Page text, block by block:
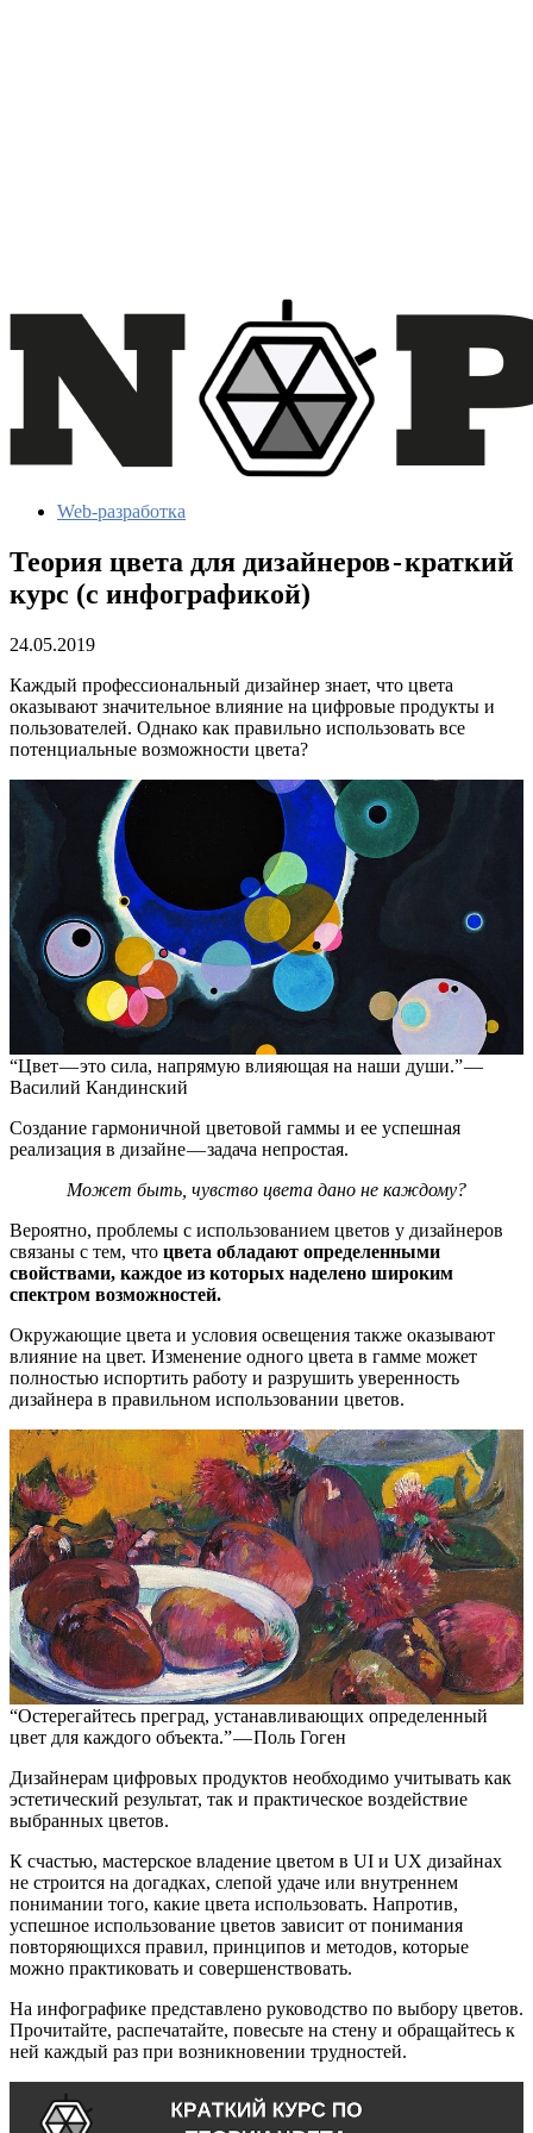
Web-разработка
Теория цвета для дизайнеров - краткий
курс (с инфографикой)
24.05.2019
Каждый профессиональный дизайнер знает, что цвета
оказывают значительное влияние на цифровые продукты и
пользователей. Однако как правильно использовать все
потенциальные возможности цвета?
“Цвет — это сила, напрямую влияющая на наши души.” —
Василий Кандинский
Создание гармоничной цветовой гаммы и ее успешная
реализация в дизайне — задача непростая.
Может быть, чувство цвета дано не каждому?
Вероятно, проблемы с использованием цветов у дизайнеров
связаны с тем, что цвета обладают определенными
свойствами, каждое из которых наделено широким
спектром возможностей.
Окружающие цвета и условия освещения также оказывают
влияние на цвет. Изменение одного цвета в гамме может
полностью испортить работу и разрушить уверенность
дизайнера в правильном использовании цветов.
“Остерегайтесь преград, устанавливающих определенный
цвет для каждого объекта.” — Поль Гоген
Дизайнерам цифровых продуктов необходимо учитывать как
эстетический результат, так и практическое воздействие
выбранных цветов.
К счастью, мастерское владение цветом в UI и UX дизайнах
не строится на догадках, слепой удаче или внутреннем
понимании того, какие цвета использовать. Напротив,
успешное использование цветов зависит от понимания
повторяющихся правил, принципов и методов, которые
можно практиковать и совершенствовать.
На инфографике представлено руководство по выбору цветов.
Прочитайте, распечатайте, повесьте на стену и обращайтесь к
ней каждый раз при возникновении трудностей.